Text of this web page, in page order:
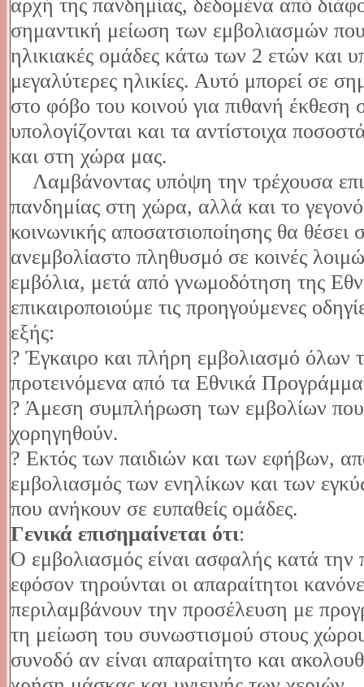
αρχή της πανδημίας, δεδομένα από
σημαντική μείωση των εμβολιασμών που
ηλικιακές ομάδες κάτω των 2 ετών και
μεγαλύτερες ηλικίες. Αυτό μπορεί σε
στο φόβο του κοινού για πιθανή έκθεση
υπολογίζονται και τα αντίστοιχα
και στη χώρα μας.
Λαμβάνοντας υπόψη την τρέχουσα
πανδημίας στη χώρα, αλλά και το
κοινωνικής αποσατσιοποίησης θα θέσει
ανεμβολίαστο πληθυσμό σε κοινές
εμβόλια, μετά από γνωμοδότηση της
επικαιροποιούμε τις προηγούμενες
εξής:
? Έγκαιρο και πλήρη εμβολιασμό όλων
προτεινόμενα από τα Εθνικά
? Άμεση συμπλήρωση των εμβολίων
χορηγηθούν.
? Εκτός των παιδιών και των εφήβων,
εμβολιασμός των ενηλίκων και των
που ανήκουν σε ευπαθείς ομάδες.
Γενικά επισημαίνεται ότι:
Ο εμβολιασμός είναι ασφαλής κατά την
εφόσον τηρούνται οι απαραίτητοι
περιλαμβάνουν την προσέλευση με
τη μείωση του συνωστισμού στους
συνοδό αν είναι απαραίτητο και